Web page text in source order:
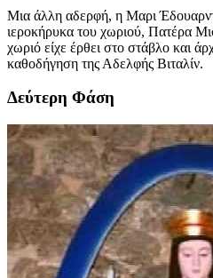
Μια άλλη αδερφή, η Μαρι
ιεροκήρυκα του χωριού, Πατέρα
χωριό είχε έρθει στο στάβλο και
καθοδήγηση της Αδελφής Βιταλίν.
Δεύτερη Φάση